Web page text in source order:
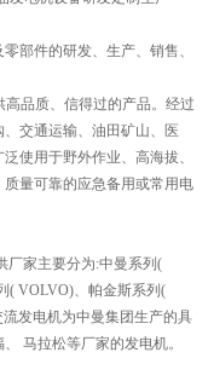
部件的研发、生产、销售、
品质、信得过的产品。经过
交通运输、油田矿山、医
使用于野外作业、高海拔、
量可靠的应急备用或常用电
家主要分为:中曼系列(
( VOLVO)、帕金斯系列(
发电机为中曼集团生产的具
马拉松等厂家的发电机。